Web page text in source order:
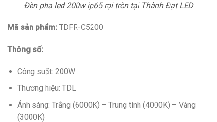
Đèn pha led 200w ip65 rọi tròn tại Thành Đạt LED
Mã sản phẩm: TDFR-C5200
Thông số:
Công suất: 200W
Thương hiệu: TDL
Ánh sáng: Trắng (6000K) – Trung tính (4000K) – Vàng
(3000K)